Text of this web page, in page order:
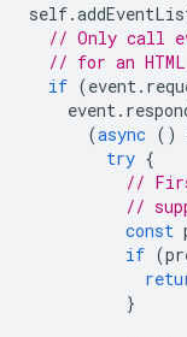
self.
// Only call
// for an
if (event .
event .
(async ()
try {
//
//
const
if (
}